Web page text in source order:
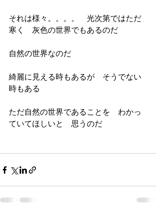
それは様々。。。。　光次第ではただ
寒く　灰色の世界でもあるのだ
自然の世界なのだ
綺麗に見える時もあるが　そうでない
時もある
ただ自然の世界であることを　わかっ
ていてほしいと　思うのだ